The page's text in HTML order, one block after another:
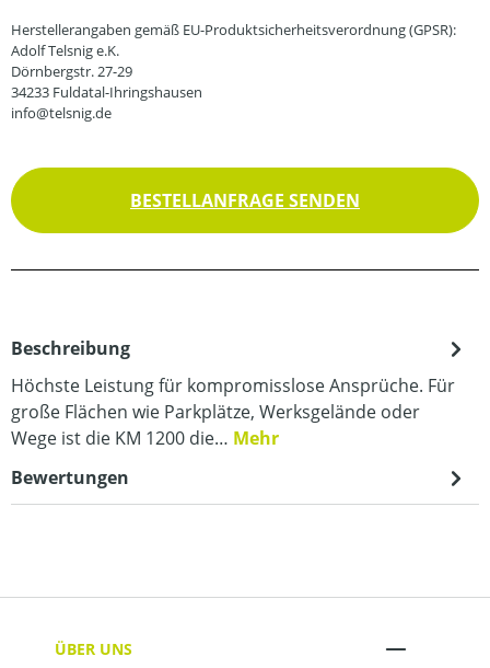
Herstellerangaben gemäß EU-Produktsicherheitsverordnung (GPSR):
Adolf Telsnig e.K.
Dörnbergstr. 27-29
34233 Fuldatal-Ihringshausen
info@telsnig.de
BESTELLANFRAGE SENDEN
Beschreibung
Höchste Leistung für kompromisslose Ansprüche. Für
große Flächen wie Parkplätze, Werksgelände oder
Wege ist die KM 1200 die… Mehr
Bewertungen
ÜBER UNS